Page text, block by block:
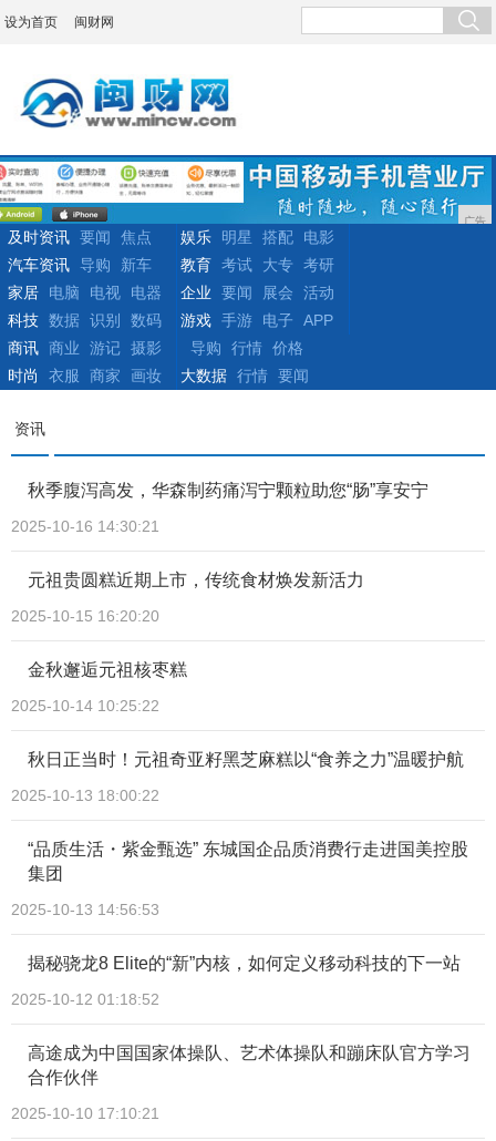
设为首页 闽财网
广告
及时资讯 要闻
焦点
汽车资讯 导购 新车
娱乐 明星 搭配
电影
教育 考试 大专 考研
家居
电脑 电视
电器
科技 数据 识别 数码
企业 要闻 展会
活动
游戏 手游 电子
APP
商讯 商业 游记 摄影
时尚
衣服 商家 画妆
导购 行情 价格
大数据 行情 要闻
资讯
秋季腹泻高发，华森制药痛泻宁颗粒助您“肠”享安宁
2025-10-16 14:30:21
元祖贵圆糕近期上市，传统食材焕发新活力
2025-10-15 16:20:20
金秋邂逅元祖核枣糕
2025-10-14 10:25:22
秋日正当时！元祖奇亚籽黑芝麻糕以“食养之力”温暖护航
2025-10-13 18:00:22
“品质生活・紫金甄选” 东城国企品质消费行走进国美控股
集团
2025-10-13 14:56:53
揭秘骁龙8 Elite的“新”内核，如何定义移动科技的下一站
2025-10-12 01:18:52
高途成为中国国家体操队、艺术体操队和蹦床队官方学习
合作伙伴
2025-10-10 17:10:21